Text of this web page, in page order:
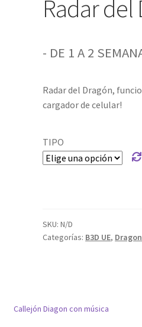
Radar del
- DE 1 A 2
Radar del Dragón,
cargador de celular!
TIPO
SKU:N/D
Categorías: B3D UE,